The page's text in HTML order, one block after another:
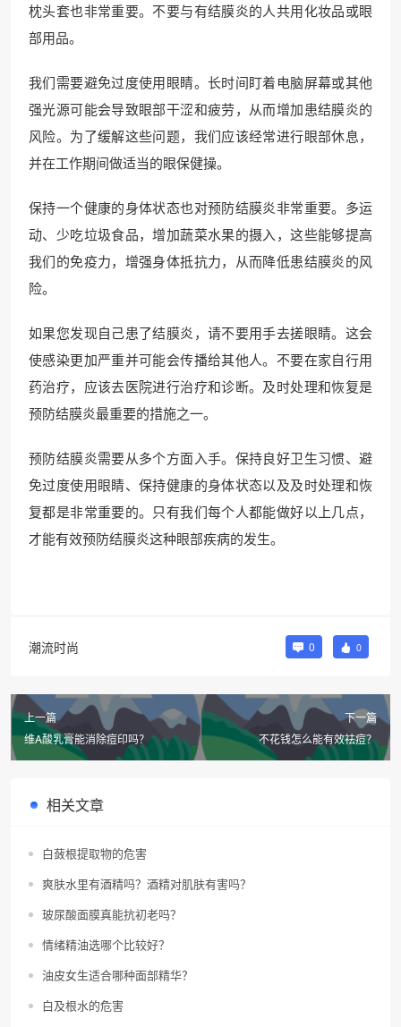
枕头套也非常重要。不要与有结膜炎的人共用化妆品或眼
部用品。
我们需要避免过度使用眼睛。长时间盯着电脑屏幕或其他
强光源可能会导致眼部干涩和疲劳，从而增加患结膜炎的
风险。为了缓解这些问题，我们应该经常进行眼部休息，
并在工作期间做适当的眼保健操。
保持一个健康的身体状态也对预防结膜炎非常重要。多运
动、少吃垃圾食品，增加蔬菜水果的摄入，这些能够提高
我们的免疫力，增强身体抵抗力，从而降低患结膜炎的风
险。
如果您发现自己患了结膜炎，请不要用手去搓眼睛。这会
使感染更加严重并可能会传播给其他人。不要在家自行用
药治疗，应该去医院进行治疗和诊断。及时处理和恢复是
预防结膜炎最重要的措施之一。
预防结膜炎需要从多个方面入手。保持良好卫生习惯、避
免过度使用眼睛、保持健康的身体状态以及及时处理和恢
复都是非常重要的。只有我们每个人都能做好以上几点，
才能有效预防结膜炎这种眼部疾病的发生。
潮流时尚 0 0
上一篇
维A酸乳膏能消除痘印吗？
下一篇
不花钱怎么能有效祛痘？
相关文章
白蔹根提取物的危害
爽肤水里有酒精吗？酒精对肌肤有害吗？
玻尿酸面膜真能抗初老吗？
情绪精油选哪个比较好？
油皮女生适合哪种面部精华？
白及根水的危害